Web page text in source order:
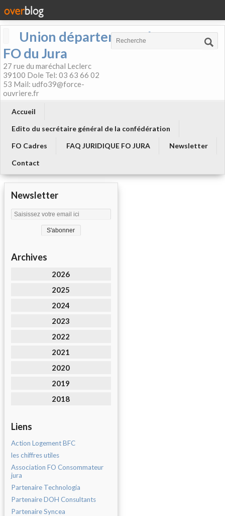
Union départementale
FO du Jura
27 rue du maréchal Leclerc
39100 Dole Tel: 03 63 66 02
53 Mail: udfo39@force-
ouvriere.fr
Accueil
Edito du secrétaire général de la confédération
FO Cadres
FAQ JURIDIQUE FO JURA
Newsletter
Contact
Newsletter
Archives
2026
2025
2024
2023
2022
2021
2020
2019
2018
Liens
Action Logement BFC
les chiffres utiles
Association FO Consommateur
jura
Partenaire Technologia
Partenaire DOH Consultants
Partenaire Syncea